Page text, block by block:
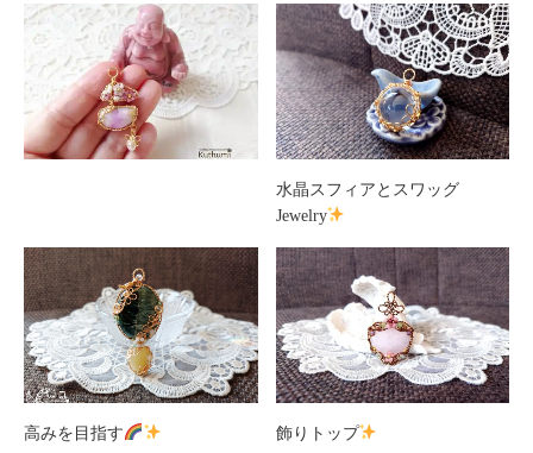
水晶スフィアとスワッグ
Jewelry
高みを目指す 飾りトップ